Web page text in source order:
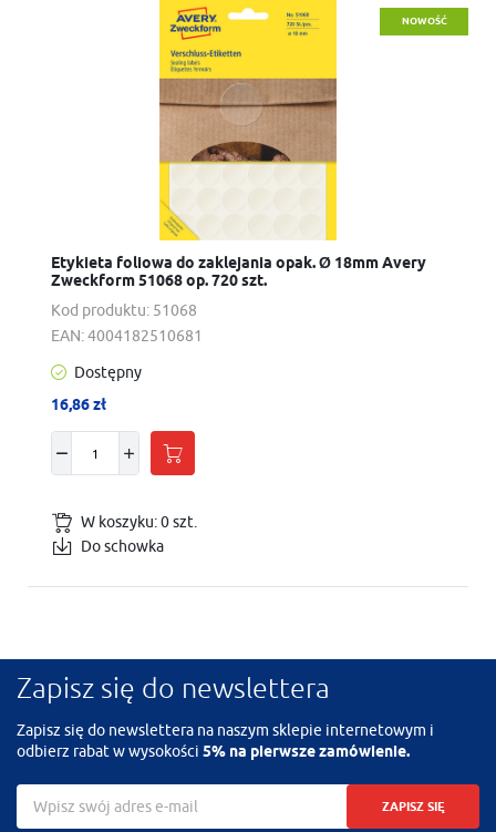
NOWOŚĆ
Kod produktu: 51068
Etykieta foliowa do zaklejania opak. Ø 18mm Avery
Zweckform 51068 op. 720 szt.
EAN:4004182510681
Dostępny
16,86 zł
W koszyku:0szt.
Do schowka
Zapisz się do newslettera
Zapisz się do newslettera na naszym sklepie internetowym i
odbierz rabat w wysokości 5% na pierwsze zamówienie.
ZAPISZ SIĘ